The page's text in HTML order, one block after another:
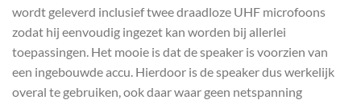
wordt geleverd inclusief twee draadloze UHF microfoons
zodat hij eenvoudig ingezet kan worden bij allerlei
toepassingen. Het mooie is dat de speaker is voorzien van
een ingebouwde accu. Hierdoor is de speaker dus werkelijk
overal te gebruiken, ook daar waar geen netspanning